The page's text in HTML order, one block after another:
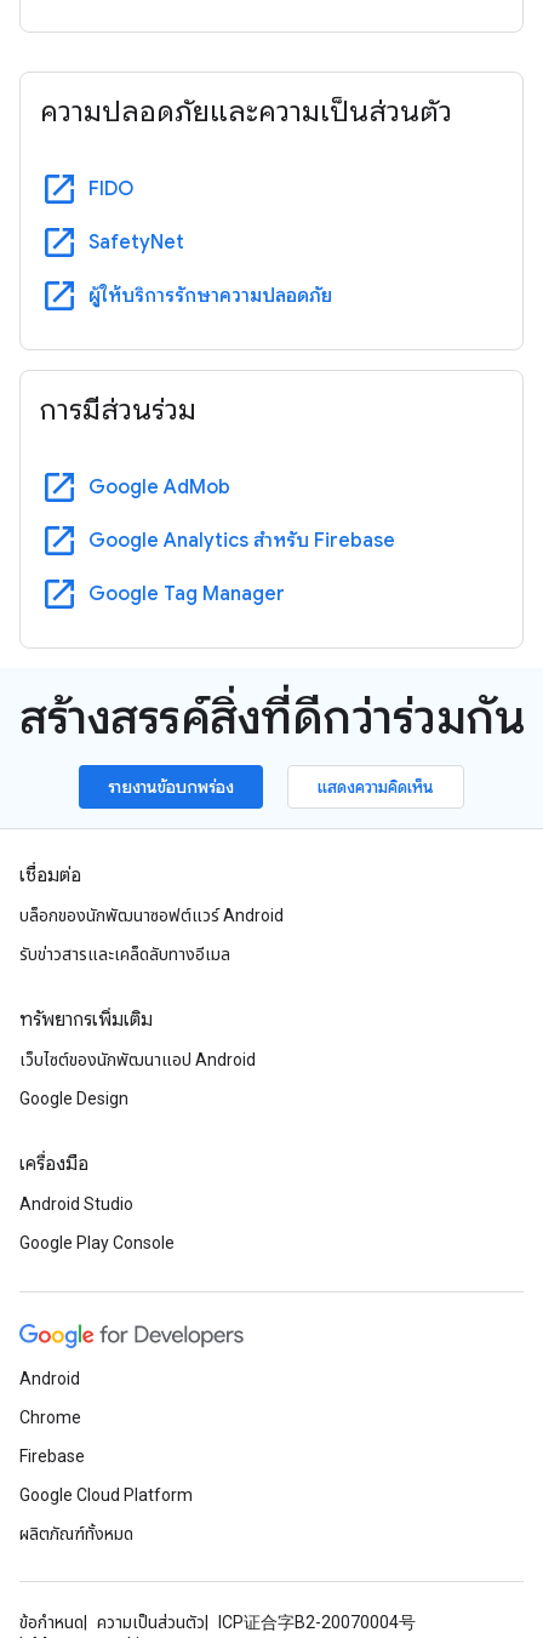
ความปลอดภัยและความเป็นส่วนตัว
open_in_new FIDO
open_in_new SafetyNet
open_in_new ผู้ให้บริการรักษาความปลอดภัย
การมีส่วนร่วม
open_in_new Google AdMob
open_in_new Google Analytics สำหรับ Firebase
open_in_new Google Tag Manager
สร้างสรรค์สิ่งที่ดีกว่าร่วมกัน
รายงานข้อบกพร่อง แสดงความคิดเห็น
เชื่อมต่อ
บล็อกของนักพัฒนาซอฟต์แวร์ Android
รับข่าวสารและเคล็ดลับทางอีเมล
ทรัพยากรเพิ่มเติม
เว็บไซต์ของนักพัฒนาแอป Android
Google Design
เครื่องมือ
Android Studio
Google Play Console
Android
Chrome
Firebase
Google Cloud Platform
ผลิตภัณฑ์ทั้งหมด
ข้อกำหนด ความเป็นส่วนตัว
ICP证合字B2-20070004号